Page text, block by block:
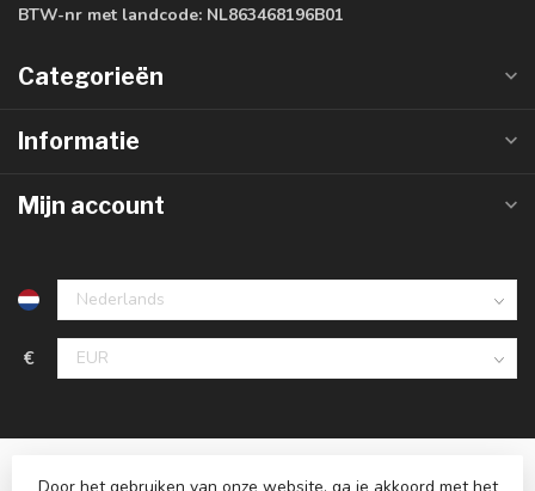
BTW-nr met landcode: NL863468196B01
Categorieën
Informatie
Mijn account
€